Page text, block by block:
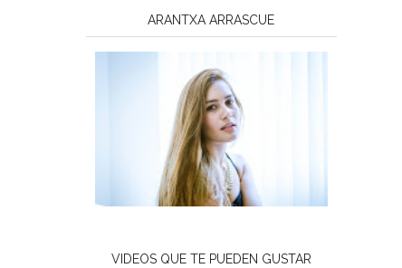
ARANTXA ARRASCUE
VIDEOS QUE TE PUEDEN GUSTAR